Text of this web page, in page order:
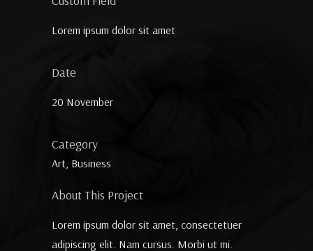
Lorem ipsum dolor sit amet
Date
20 November
Category
Art, Business
About This Project
Lorem ipsum dolor sit amet, consectetuer
adipiscing elit. Nam cursus. Morbi ut mi.